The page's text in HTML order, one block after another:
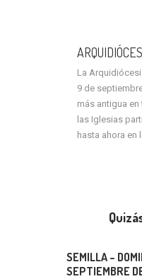
La
9 de
más antigua en
las Iglesias
hasta ahora en
SEMILLA –
SEPTIEMBRE